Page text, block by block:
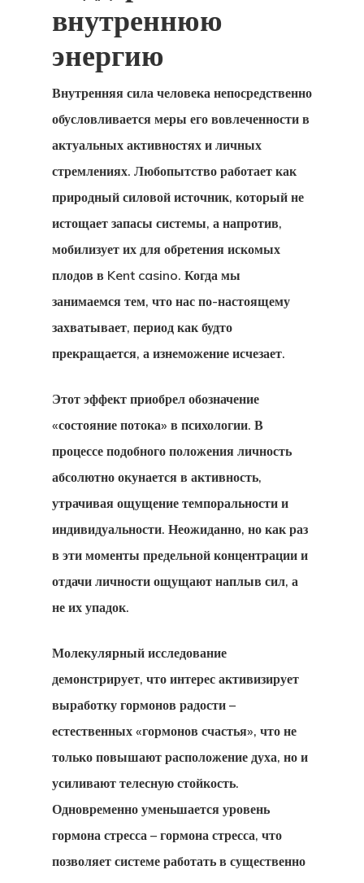
внутреннюю
энергию
Внутренняя сила человека непосредственно
обусловливается меры его вовлеченности в
актуальных активностях и личных
стремлениях. Любопытство работает как
природный силовой источник, который не
истощает запасы системы, а напротив,
мобилизует их для обретения искомых
плодов в Kent casino. Когда мы
занимаемся тем, что нас по-настоящему
захватывает, период как будто
прекращается, а изнеможение исчезает.
Этот эффект приобрел обозначение
«состояние потока» в психологии. В
процессе подобного положения личность
абсолютно окунается в активность,
утрачивая ощущение темпоральности и
индивидуальности. Неожиданно, но как раз
в эти моменты предельной концентрации и
отдачи личности ощущают наплыв сил, а
не их упадок.
Молекулярный исследование
демонстрирует, что интерес активизирует
выработку гормонов радости –
естественных «гормонов счастья», что не
только повышают расположение духа, но и
усиливают телесную стойкость.
Одновременно уменьшается уровень
гормона стресса – гормона стресса, что
позволяет системе работать в существенно